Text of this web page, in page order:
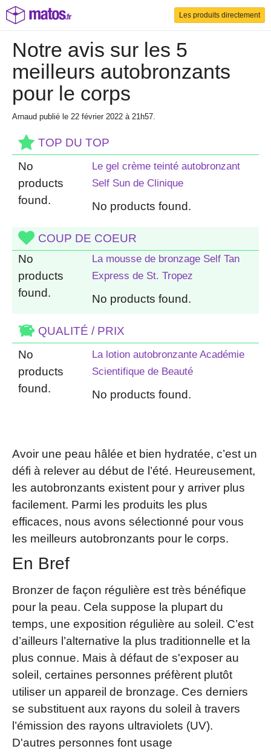
Les produits directement
Notre avis sur les 5
meilleurs autobronzants
pour le corps
Arnaud publié le 22 février 2022 à 21h57.
TOP DU TOP
No
products
found.
Le gel crème teinté autobronzant
Self Sun de Clinique
No products found.
COUP DE COEUR
No
products
found.
La mousse de bronzage Self Tan
Express de St. Tropez
No products found.
QUALITÉ / PRIX
No
products
found.
La lotion autobronzante Académie
Scientifique de Beauté
No products found.
Avoir une peau hâlée et bien hydratée, c’est un
défi à relever au début de l’été. Heureusement,
les autobronzants existent pour y arriver plus
facilement. Parmi les produits les plus
efficaces, nous avons sélectionné pour vous
les meilleurs autobronzants pour le corps.
En Bref
Bronzer de façon régulière est très bénéfique
pour la peau. Cela suppose la plupart du
temps, une exposition régulière au soleil. C’est
d’ailleurs l’alternative la plus traditionnelle et la
plus connue. Mais à défaut de s'exposer au
soleil, certaines personnes préfèrent plutôt
utiliser un appareil de bronzage. Ces derniers
se substituent aux rayons du soleil à travers
l’émission des rayons ultraviolets (UV).
D'autres personnes font usage